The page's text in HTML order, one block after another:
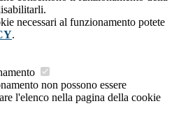
necessari al funzionamento potete
.
non possono essere
l'elenco nella pagina della cookie